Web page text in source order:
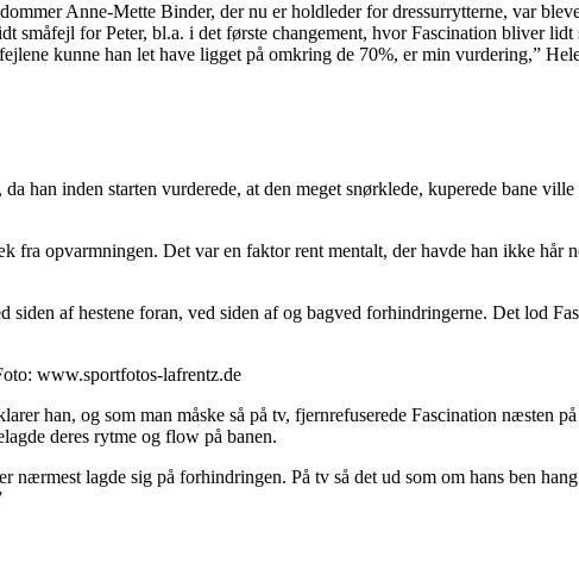
Anne-Mette Binder, der nu er holdleder for dressurrytterne, var
småfejl for Peter, bl.a. i det første changement, hvor Fascination bliver
kunne han let have ligget på omkring de 70%, er min vurdering,”
, da han inden starten vurderede, at den meget snørklede, kuperede bane
fra opvarmningen. Det var en faktor rent mentalt, der havde han ikke hår
siden af hestene foran, ved siden af og bagved forhindringerne. Det lod
www.sportfotos-lafrentz.de
han, og som man måske så på tv, fjernrefuserede Fascination næsten
deres rytme og flow på banen.
nærmest lagde sig på forhindringen. På tv så det ud som om hans ben